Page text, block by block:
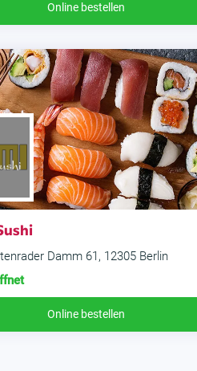
Online bestellen
Damm 61, 12305 Berlin
Online bestellen